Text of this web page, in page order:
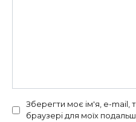
Зберегти моє ім'я, e-mail,
браузері для моїх